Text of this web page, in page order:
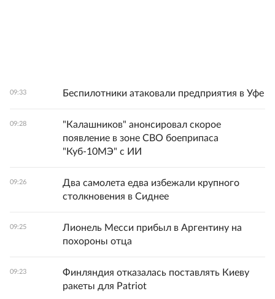
09:33 Беспилотники атаковали предприятия в Уфе
09:28
"Калашников" анонсировал скорое
появление в зоне СВО боеприпаса
"Куб-10МЭ" с ИИ
09:26
Два самолета едва избежали крупного
столкновения в Сиднее
09:25
Лионель Месси прибыл в Аргентину на
похороны отца
09:23
Финляндия отказалась поставлять Киеву
ракеты для Patriot